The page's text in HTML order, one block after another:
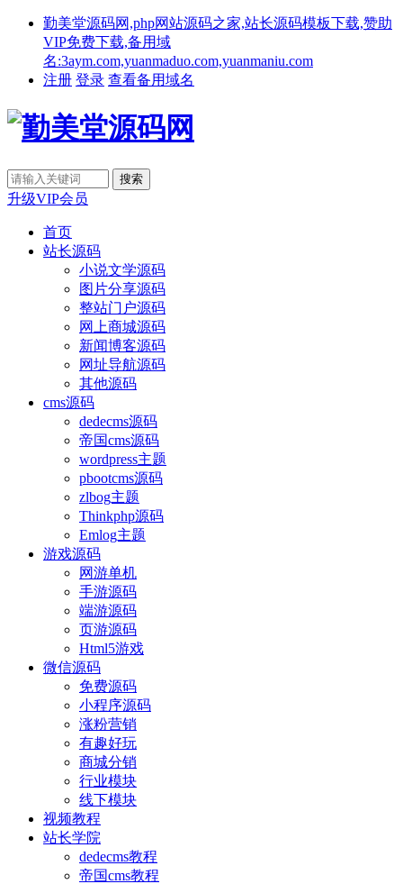
勤美堂源码网,php网站源码之家,站长源码模板下载,赞助
VIP免费下载,备用域
名:3aym.com,yuanmaduo.com,yuanmaniu.com
注册 登录 查看备用域名
升级VIP会员
首页
站长源码
小说文学源码
图片分享源码
整站门户源码
网上商城源码
新闻博客源码
网址导航源码
其他源码
cms源码
dedecms源码
帝国cms源码
wordpress主题
pbootcms源码
zlbog主题
Thinkphp源码
Emlog主题
游戏源码
网游单机
手游源码
端游源码
页游源码
Html5游戏
微信源码
免费源码
小程序源码
涨粉营销
有趣好玩
商城分销
行业模块
线下模块
视频教程
站长学院
dedecms教程
帝国cms教程